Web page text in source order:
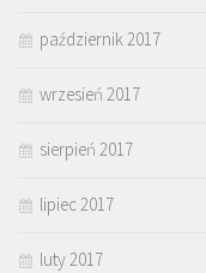
październik 2017
wrzesień 2017
sierpień 2017
lipiec 2017
luty 2017